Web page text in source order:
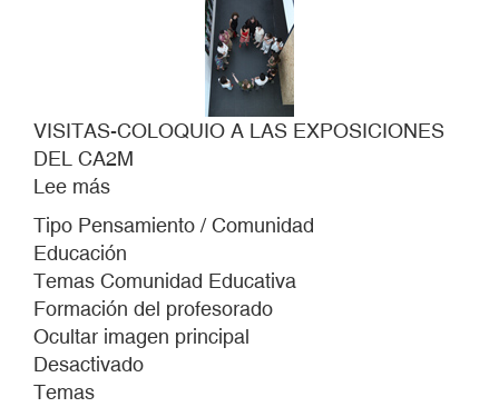
VISITAS-COLOQUIO A LAS EXPOSICIONES
DEL CA2M
Lee más
VISITAS-
COLOQUIO
A
LAS
EXPOSICIONES
DEL
Tipo Pensamiento / Comunidad
Educación
Temas Comunidad Educativa
Formación del profesorado
Ocultar imagen principal
Desactivado
Temas